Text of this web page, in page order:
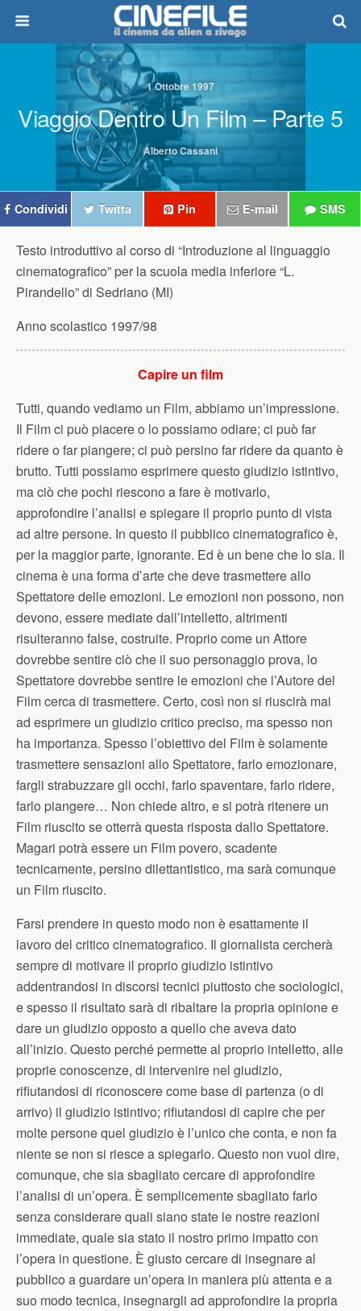
1 Ottobre 1997
Viaggio Dentro Un Film – Parte 5
Alberto Cassani
Condividi Twitta Pin E-mail SMS
Testo introduttivo al corso di “Introduzione al linguaggio
cinematografico” per la scuola media inferiore “L.
Pirandello” di Sedriano (MI)
Anno scolastico 1997/98
Capire un film
Tutti, quando vediamo un Film, abbiamo un’impressione.
Il Film ci può piacere o lo possiamo odiare; ci può far
ridere o far piangere; ci può persino far ridere da quanto è
brutto. Tutti possiamo esprimere questo giudizio istintivo,
ma ciò che pochi riescono a fare è motivarlo,
approfondire l’analisi e spiegare il proprio punto di vista
ad altre persone. In questo il pubblico cinematografico è,
per la maggior parte, ignorante. Ed è un bene che lo sia. Il
cinema è una forma d’arte che deve trasmettere allo
Spettatore delle emozioni. Le emozioni non possono, non
devono, essere mediate dall’intelletto, altrimenti
risulteranno false, costruite. Proprio come un Attore
dovrebbe sentire ciò che il suo personaggio prova, lo
Spettatore dovrebbe sentire le emozioni che l’Autore del
Film cerca di trasmettere. Certo, così non si riuscirà mai
ad esprimere un giudizio critico preciso, ma spesso non
ha importanza. Spesso l’obiettivo del Film è solamente
trasmettere sensazioni allo Spettatore, farlo emozionare,
fargli strabuzzare gli occhi, farlo spaventare, farlo ridere,
farlo piangere… Non chiede altro, e si potrà ritenere un
Film riuscito se otterrà questa risposta dallo Spettatore.
Magari potrà essere un Film povero, scadente
tecnicamente, persino dilettantistico, ma sarà comunque
un Film riuscito.
Farsi prendere in questo modo non è esattamente il
lavoro del critico cinematografico. Il giornalista cercherà
sempre di motivare il proprio giudizio istintivo
addentrandosi in discorsi tecnici piuttosto che sociologici,
e spesso il risultato sarà di ribaltare la propria opinione e
dare un giudizio opposto a quello che aveva dato
all’inizio. Questo perché permette al proprio intelletto, alle
proprie conoscenze, di intervenire nel giudizio,
rifiutandosi di riconoscere come base di partenza (o di
arrivo) il giudizio istintivo; rifiutandosi di capire che per
molte persone quel giudizio è l’unico che conta, e non fa
niente se non si riesce a spiegarlo. Questo non vuol dire,
comunque, che sia sbagliato cercare di approfondire
l’analisi di un’opera. È semplicemente sbagliato farlo
senza considerare quali siano state le nostre reazioni
immediate, quale sia stato il nostro primo impatto con
l’opera in questione. È giusto cercare di insegnare al
pubblico a guardare un’opera in maniera più attenta e a
suo modo tecnica, insegnargli ad approfondire la propria